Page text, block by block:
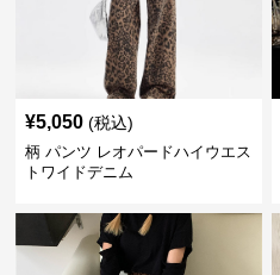
¥5,050 (税込)
柄 パンツ レオパードハイウエス
トワイドデニム